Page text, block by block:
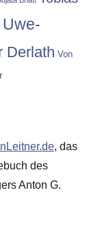
Uwe-
Derlath Von
, das
des
Anton G.